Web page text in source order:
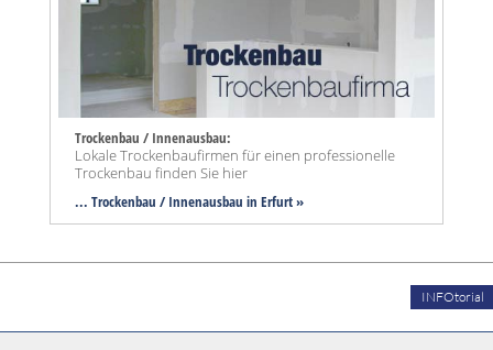
Trockenbau / Innenausbau:
Lokale Trockenbaufirmen für einen professionelle
Trockenbau finden Sie hier
... Trockenbau / Innenausbau in Erfurt »
INFOtorial